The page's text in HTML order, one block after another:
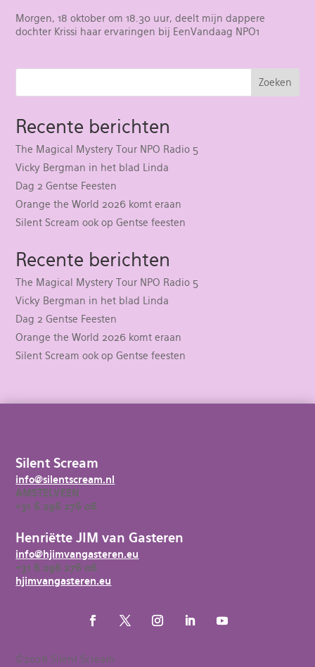
Morgen, 18 oktober om 18.30 uur, deelt mijn dappere
dochter Krissi haar ervaringen bij EenVandaag NPO1
Zoeken
Recente berichten
The Magical Mystery Tour NPO Radio 5
Vicky Bergman in het blad Linda
Dag 2 Gentse Feesten
Orange the World 2026 komt eraan
Silent Scream ook op Gentse feesten
Recente berichten
The Magical Mystery Tour NPO Radio 5
Vicky Bergman in het blad Linda
Dag 2 Gentse Feesten
Orange the World 2026 komt eraan
Silent Scream ook op Gentse feesten
Silent Scream
info@silentscream.nl
AMSTELVEEN
+31 6 296 276 06
Henriëtte JIM van Gasteren
info@hjimvangasteren.eu
+31 6 296 276 06
hjimvangasteren.eu
©2026 Silent Scream